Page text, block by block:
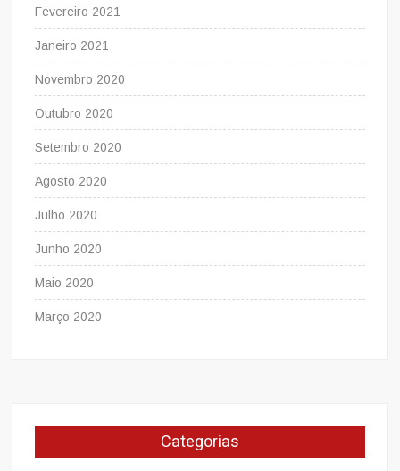
Fevereiro 2021
Janeiro 2021
Novembro 2020
Outubro 2020
Setembro 2020
Agosto 2020
Julho 2020
Junho 2020
Maio 2020
Março 2020
Categorias